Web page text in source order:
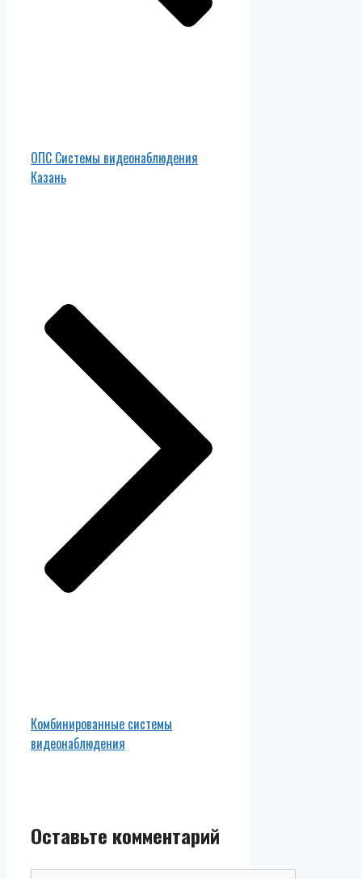
ОПС Системы видеонаблюдения
Казань
Комбинированные системы
видеонаблюдения
Оставьте комментарий